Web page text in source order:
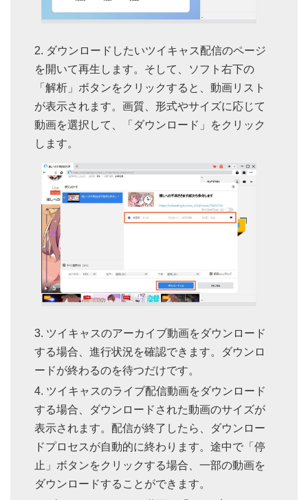
ダウンロードしたいツイキャス配信のページ
を開いて再生します。そして、ソフト右下の
「解析」ボタンをクリックすると、動画リスト
が表示されます。画質、形式やサイズに応じて
動画を選択して、「ダウンロード」をクリック
します。
ツイキャスのアーカイブ動画をダウンロード
する場合、進行状況を確認できます。ダウンロ
ードが終わるのを待つだけです。
ツイキャスのライブ配信動画をダウンロード
する場合、ダウンロードされた動画のサイズが
表示されます。配信が終了したら、ダウンロー
ドプロセスが自動的に終わります。途中で「停
止」ボタンをクリックする場合、一部の動画を
ダウンロードすることができます。